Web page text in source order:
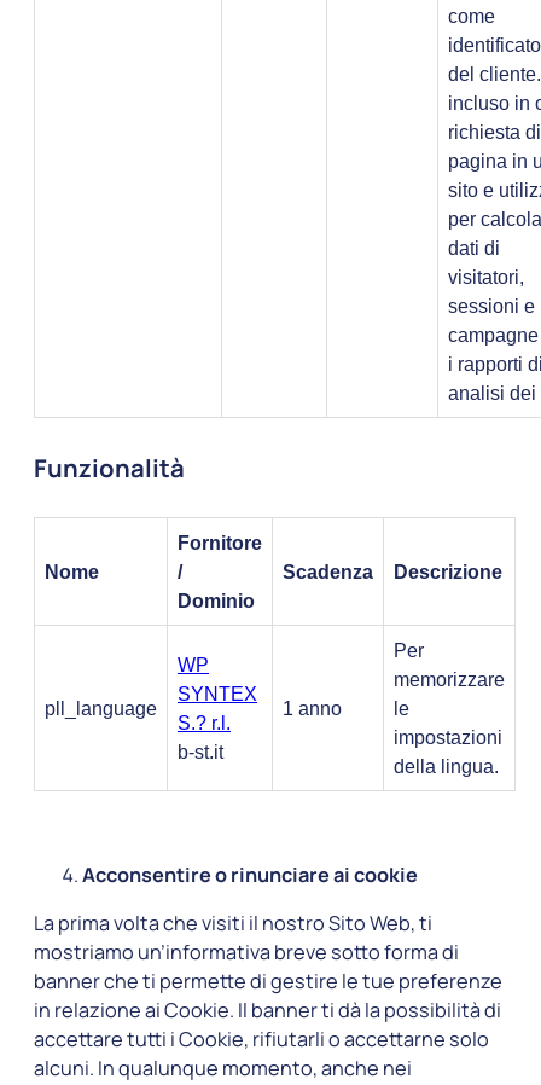
come
del
incluso in
richiesta di
pagina in
sito e
per
dati di
visitatori,
sessioni e
i rapporti
analisi dei
Funzionalità
Nome
Fornitore
/
Dominio
Scadenza Descrizione
pll_language
WP
SYNTEX
S.? r.l.
b-st.it
1 anno
Per
memorizzare
le
impostazioni
della lingua.
Acconsentire o rinunciare ai cookie
La prima volta che visiti il nostro Sito Web, ti
mostriamo un’informativa breve sotto forma di
banner che ti permette di gestire le tue preferenze
in relazione ai Cookie. Il banner ti dà la possibilità di
accettare tutti i Cookie, rifiutarli o accettarne solo
alcuni. In qualunque momento, anche nei